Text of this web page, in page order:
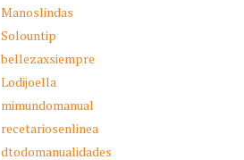
Manoslindas
Solountip
bellezaxsiempre
Lodijoella
mimundomanual
recetariosenlinea
dtodomanualidades